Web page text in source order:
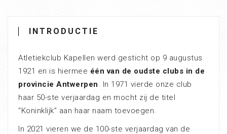
INTRODUCTIE
Atletiekclub Kapellen werd gesticht op 9 augustus
1921 en is hiermee één van de oudste clubs in de
provincie Antwerpen. In 1971 vierde onze club
haar 50-ste verjaardag en mocht zij de titel
“Koninklijk” aan haar naam toevoegen.
In 2021 vieren we de 100-ste verjaardag van de